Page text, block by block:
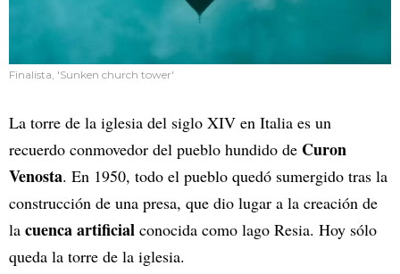
Finalista, 'Sunken church tower'
La torre de la iglesia del siglo XIV en Italia es un
recuerdo conmovedor del pueblo hundido de Curon
Venosta. En 1950, todo el pueblo quedó sumergido tras la
construcción de una presa, que dio lugar a la creación de
la cuenca artificial conocida como lago Resia. Hoy sólo
queda la torre de la iglesia.